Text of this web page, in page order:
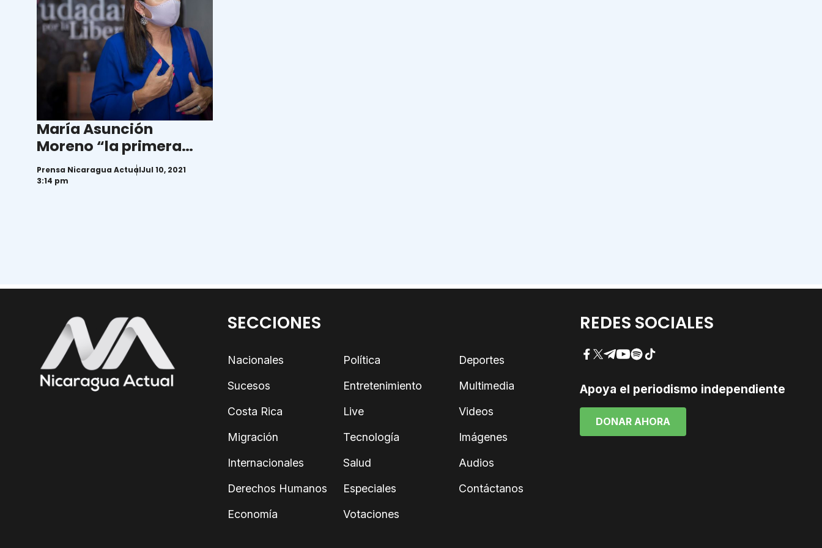
María Asunción
Moreno “la primera
propuesta
presidenciable” de la
Prensa Nicaragua ActualJul 10, 2021
3:14 pm
SECCIONES
Nacionales
Sucesos
Costa Rica
Migración
Internacionales
Derechos Humanos
Economía
Política
Entretenimiento
Live
Tecnología
Salud
Especiales
Votaciones
Deportes
Multimedia
Videos
Imágenes
Audios
Contáctanos
REDES SOCIALES
Facebook
Twitter
Telegram
YouTube
SpotifyTikTok
Apoya el periodismo independiente
DONAR AHORA